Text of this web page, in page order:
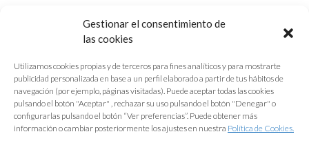
Gestionar el consentimiento de
las cookies
Utilizamos cookies propias y de terceros para fines analíticos y para mostrarte
publicidad personalizada en base a un perfil elaborado a partir de tus hábitos de
navegación (por ejemplo, páginas visitadas). Puede aceptar todas las cookies
pulsando el botón "Aceptar" , rechazar su uso pulsando el botón "Denegar" o
configurarlas pulsando el botón “Ver preferencias”. Puede obtener más
información o cambiar posteriormente los ajustes en nuestra Política de Cookies.
que desarrolla el Colegio de Arquitectos de Cádiz
E-mail *
Acepto lostérminos y condiciones de uso